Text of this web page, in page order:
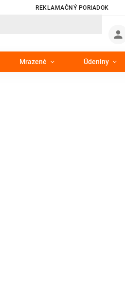
REKLAMAČNÝ PORIADOK
Mrazené Údeniny